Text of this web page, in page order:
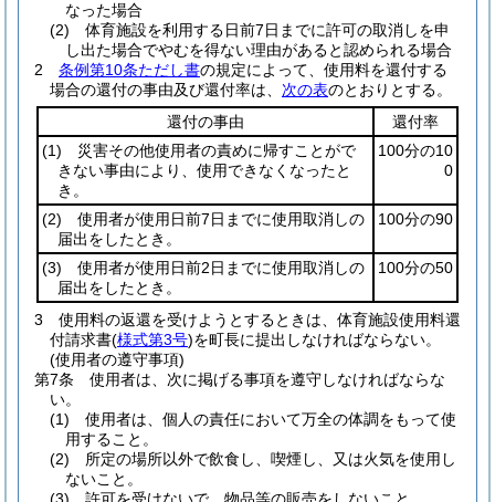
なった場合
(2)
体育施設を利用する日前7日までに許可の取消しを申
し出た場合でやむを得ない理由があると認められる場合
2
条例第10条ただし書の規定によって、使用料を還付する
場合の還付の事由及び還付率は、 次の表のとおりとする。
還付の事由
還付率
(1) 災害その他使用者の責めに帰すことがで
きない事由により、使用できなくなったと
き。
100分の10
0
(2) 使用者が使用日前7日までに使用取消しの
届出をしたとき。
100分の90
(3) 使用者が使用日前2日までに使用取消しの
届出をしたとき。
100分の50
3
使用料の返還を受けようとするときは、体育施設使用料還
付請求書(様式第3号)を町長に提出しなければならない。
(使用者の遵守事項)
第7条
使用者は、次に掲げる事項を遵守しなければならな
い。
(1)
使用者は、個人の責任において万全の体調をもって使
用すること。
(2)
所定の場所以外で飲食し、喫煙し、又は火気を使用し
ないこと。